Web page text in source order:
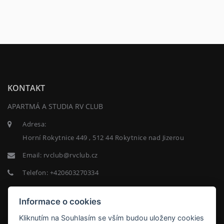
KONTAKT
APARTMÁ A STUDIA RV CLUB
Adresa:
Horní Rokytnice 449 , 512 44 Rokytnice nad Jizerou
Email: rvclub@rvclub.cz
Telefon: +420603270334
NEWSLETTER
Informace o cookies
Kliknutím na Souhlasím se vším budou uloženy cookies